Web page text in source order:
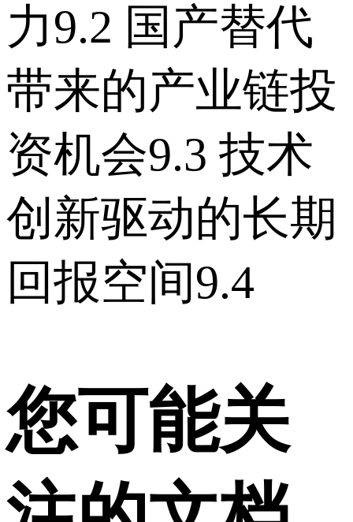
力 9.2 国产替代
带来的产业链投
资机会 9.3 技术
创新驱动的长期
回报空间 9.4
您可能关